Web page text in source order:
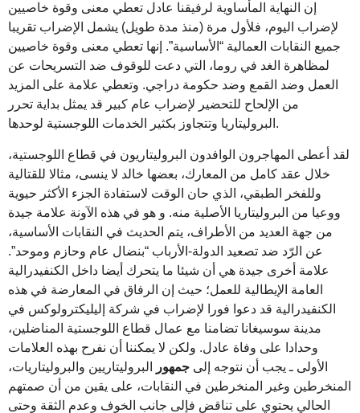
إن النهاية المأساوية لرفيقنا عادل تعطي معنى وقوة خاصيين
لإضراب اليوم، فلأول مرة (منذ مدة طويل) يشمل الإضراب تقريبا
جميع النقابات العمالية “الأساسية”. إنها تعطي معنى وقوة خاصيين
لمظاهرة الغد في روما، التي دعت للوقوف ضد التسريحات عن
العمل وضد القمع وضد حكومة دراجي. وتعطي علامة على المزيد
من الإلحاح للتحضير لإضراب عام كبير قد يمثل بداية تحرر
البروليتاريا وتتجاوز بكثير الخدمات اللوجستية لوحدها.
لقد أعطى المهاجرون الوافدون البروليتاريون في قطاع اللوجستية،
خلال عقد كامل من المعارك، بعضها خالد لا ينسى، مثالا للقتالية
وللفخر الطبقي، الذي حان الوقت لاستفادة الجزء الأكثر حيوية
ووعيا من البروليتاريا الأصلية منه. و هو في هذه الآونة علامة جيدة
من جهة العديد من الأطراف، يتم الحديث في النقابات الأساسية،
عن الرّد ضد تصعيد الدولة-الأرباب “بنضال عام وحازم وموحد”.
علامة أخرى جيدة هي أن شيئا ما يتحرك أيضا داخل الكنفيدرالية
العامة الإيطالية للعمل؛ حيث إن الرفاق في المعارضة في هذه
الكنفيدرالية قد دعوا فورا لإضراب في شركة إليليكترولوكس في
مدينة سوسيغانا تضامنا مع عمال قطاع اللوجستية المناضلين،
وحدادا على وفاة عادل. ولكن لا يمكننا أن نفرح بهذه العلامات
الأولى ـ يجب أن نتوجه إلى جمهور
البروليتاريين والبروليتاريات،
المنخرطين وغير المنخرطين في النقابات، على يقين من أن صمتهم
الحالي يحتوي على تناقض فإلى جانب الخوف وعدم الثقة وحتى